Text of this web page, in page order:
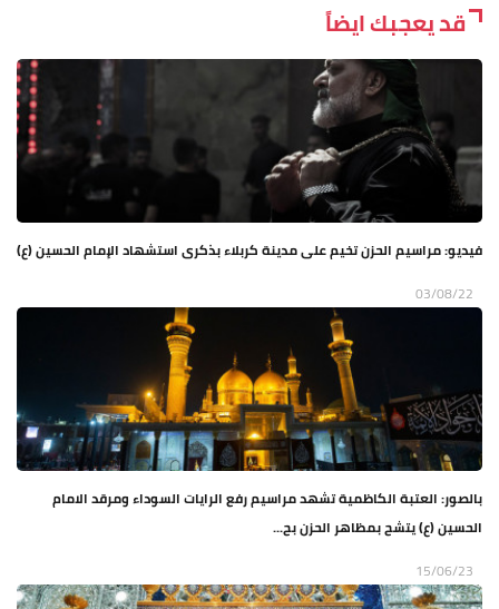
قد يعجبك ايضاً
فيديو: مراسيم الحزن تخيم على مدينة كربلاء بذكرى استشهاد الإمام الحسين (ع)
03/08/22
بالصور: العتبة الكاظمية تشهد مراسيم رفع الرايات السوداء ومرقد الامام
الحسين (ع) يتشح بمظاهر الحزن بح...
15/06/23